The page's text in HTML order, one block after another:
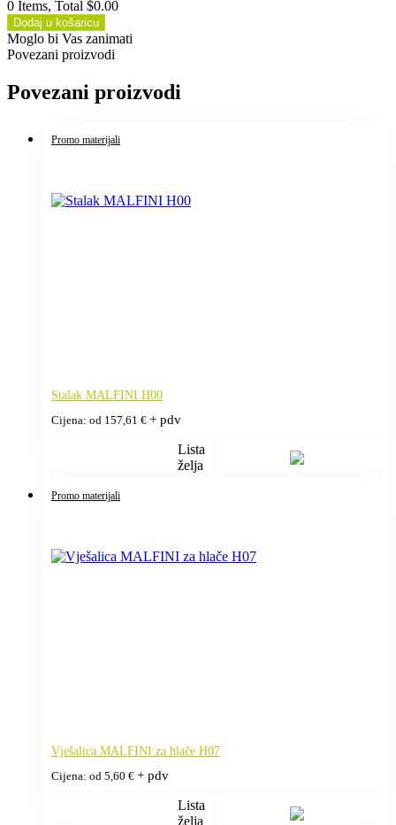
0 Items, Total $0.00
Dodaj u košaricu
Moglo bi Vas zanimati
Povezani proizvodi
Povezani proizvodi
Promo materijali
Stalak MALFINI H00
Cijena: od 157,61 € + pdv
Lista
želja
Promo materijali
Vješalica MALFINI za hlače H07
Cijena: od 5,60 € + pdv
Lista
želja